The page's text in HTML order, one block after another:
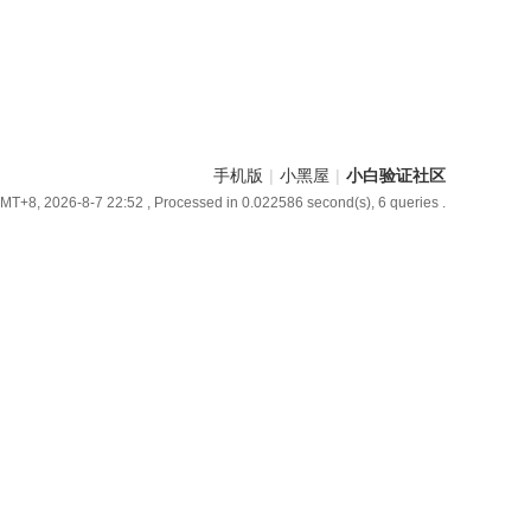
手机版 | 小黑屋 | 小白验证社区
2026-8-7 22:52 , Processed in 0.022586 second(s), 6 queries .